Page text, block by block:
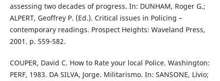
assessing two decades of progress. In: DUNHAM, Roger G.;
ALPERT, Geoffrey P. (Ed.). Critical issues in Policing –
contemporary readings. Prospect Heights: Waveland Press,
2001. p. 559-582.
COUPER, David C. How to Rate your local Police. Washington:
PERF, 1983. DA SILVA, Jorge. Militarismo. In: SANSONE, Lívio;